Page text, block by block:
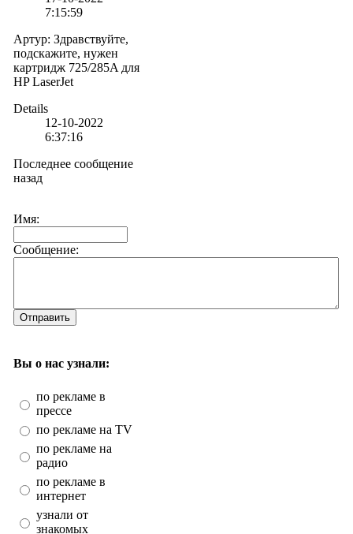
7:15:59
Артур: Здравствуйте,
подскажите, нужен
картридж 725/285A для
HP LaserJet
Details
12-10-2022
6:37:16
Последнее сообщение
назад
Имя:
Сообщение:
Отправить
Вы о нас узнали:
по рекламе в
прессе
по рекламе на TV
по рекламе на
радио
по рекламе в
интернет
узнали от
знакомых